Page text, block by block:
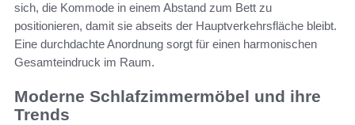
sich, die Kommode in einem Abstand zum Bett zu
positionieren, damit sie abseits der Hauptverkehrsfläche bleibt.
Eine durchdachte Anordnung sorgt für einen harmonischen
Gesamteindruck im Raum.
Moderne Schlafzimmermöbel und ihre
Trends